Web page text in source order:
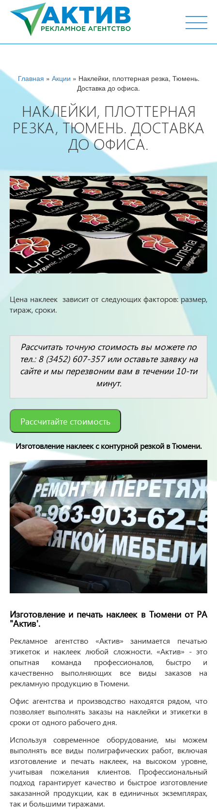
г. Тюмень, ул. М.Горького 44, офис 204
Главная » Акции » Наклейки, плоттерная резка, Тюмень.
Доставка до офиса.
НАКЛЕЙКИ, ПЛОТТЕРНАЯ
РЕЗКА, ТЮМЕНЬ. ДОСТАВКА
ДО ОФИСА.
Цена наклеек зависит от следующих факторов: размер,
тираж, сроки.
Рассчитать точную стоимость вы можете по
тел.: 8 (3452) 607-357 или оставьте заявку на
сайте и мы перезвоним вам в течении 10-ти
минут.
Рассчитайте стоимость
Изготовление наклеек с контурной резкой в Тюмени.
Изготовление и печать наклеек в Тюмени от РА
"Актив'.
Рекламное агентство «Актив» занимается печатью
этикеток и наклеек любой сложности. «Актив» - это
опытная команда профессионалов, быстро и
качественно выполняющих все виды заказов на
рекламную продукцию в Тюмени.
Офис агентства и производство находятся рядом, что
позволяет выполнять заказы на наклейки и этикетки в
сроки от одного рабочего дня.
Используя современное оборудование, мы можем
выполнять все виды полиграфических работ, включая
изготовление и печать наклеек, на высоком уровне,
учитывая пожелания клиентов. Профессиональный
подход гарантирует качество и быстрое изготовление
заказанной продукции, как в единичных экземплярах,
так и большими тиражами.